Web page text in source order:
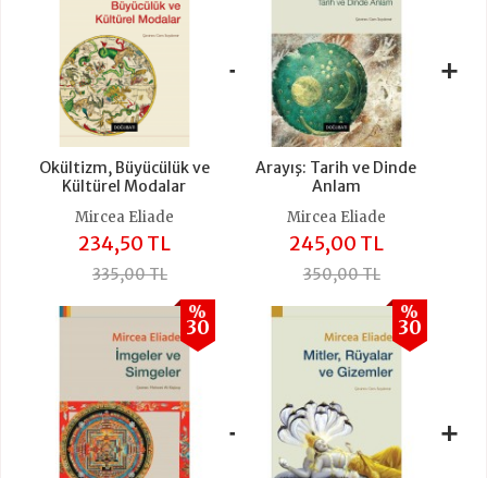
Okültizm, Büyücülük ve
Kültürel Modalar
Mircea Eliade
234,50 TL
335,00 TL
+
Arayış: Tarih ve Dinde
Anlam
Mircea Eliade
245,00 TL
350,00 TL
+
%
30
+
%
30
+